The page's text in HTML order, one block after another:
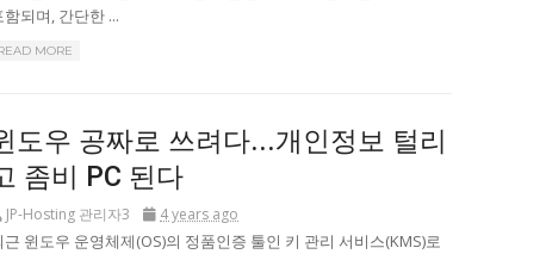
함되며, 간단한 ...
MORE
도우 공짜로 쓰려다...개인정보 털리
좀비 PC 된다
JP-Hosting 관리자3 4 years ago
근 윈도우 운영체제(OS)의 정품인증 툴인 키 관리 서비스(KMS)로